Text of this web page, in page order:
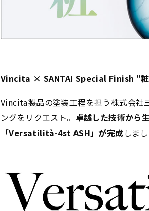
Vincita × SANTAI Special Finish “
Vincita製品の塗装工程を担う株式会社
ングをリクエスト。 卓越した技術から
「Versatilità-4st ASH」が完成しまし